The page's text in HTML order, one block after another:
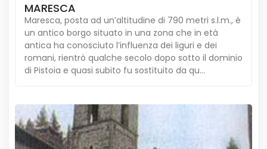
MARESCA
Maresca, posta ad un’altitudine di 790 metri s.l.m., è
un antico borgo situato in una zona che in età
antica ha conosciuto l’influenza dei liguri e dei
romani, rientrò qualche secolo dopo sotto il dominio
di Pistoia e quasi subito fu sostituito da qu...